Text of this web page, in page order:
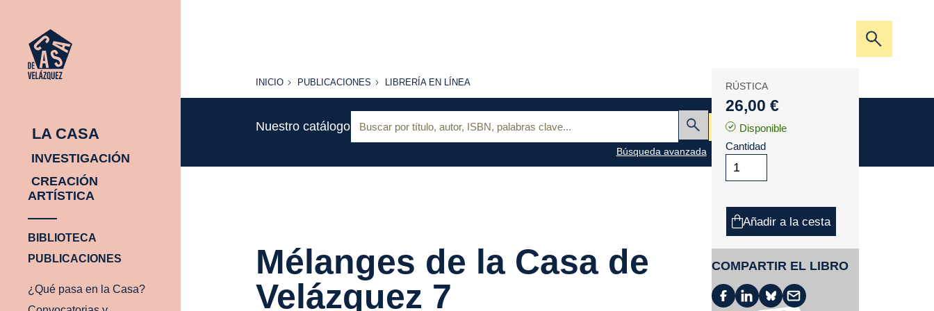
LA CASA
INVESTIGACIÓN
CREACIÓN
ARTÍSTICA
BIBLIOTECA
PUBLICACIONES
¿Qué pasa en la Casa?
Abrir/
la
INICIO
INICIO PUBLICACIONES
PUBLICACIONES
LIBRERÍA
LÍNEA
LIBRERÍA EN LÍNEA
Nuestro catálogo
Búsqueda avanzada
Mi cesta
Mélanges de la Casa de
Velázquez 7
RÚSTICA
26,00 €
Disponible
Cantidad
Añadir a la cesta
COMPARTIR EL LIBRO